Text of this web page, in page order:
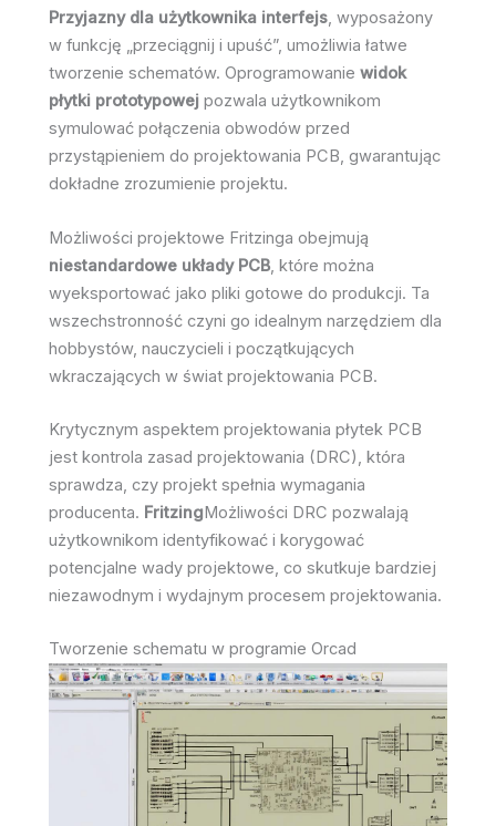
Przyjazny dla użytkownika interfejs, wyposażony
w funkcję „przeciągnij i upuść”, umożliwia łatwe
tworzenie schematów. Oprogramowanie widok
płytki prototypowej pozwala użytkownikom
symulować połączenia obwodów przed
przystąpieniem do projektowania PCB, gwarantując
dokładne zrozumienie projektu.
Możliwości projektowe Fritzinga obejmują
niestandardowe układy PCB, które można
wyeksportować jako pliki gotowe do produkcji. Ta
wszechstronność czyni go idealnym narzędziem dla
hobbystów, nauczycieli i początkujących
wkraczających w świat projektowania PCB.
Krytycznym aspektem projektowania płytek PCB
jest kontrola zasad projektowania (DRC), która
sprawdza, czy projekt spełnia wymagania
producenta. FritzingMożliwości DRC pozwalają
użytkownikom identyfikować i korygować
potencjalne wady projektowe, co skutkuje bardziej
niezawodnym i wydajnym procesem projektowania.
Tworzenie schematu w programie Orcad